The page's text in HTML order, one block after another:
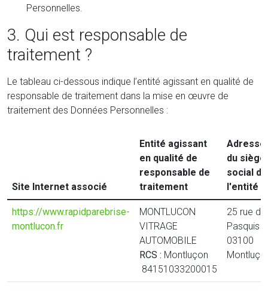
Personnelles.
3. Qui est responsable de
traitement ?
Le tableau ci-dessous indique l’entité agissant en qualité de
responsable de traitement dans la mise en œuvre de
traitement des Données Personnelles :
Site Internet associé
Entité agissant
en qualité de
responsable de
traitement
Adresse
du siège
social de
l'entité
https://www.rapidparebrise-
montlucon.fr
MONTLUCON
VITRAGE
AUTOMOBILE
RCS : Montluçon
84151033200015
25 rue de
Pasquis
03100